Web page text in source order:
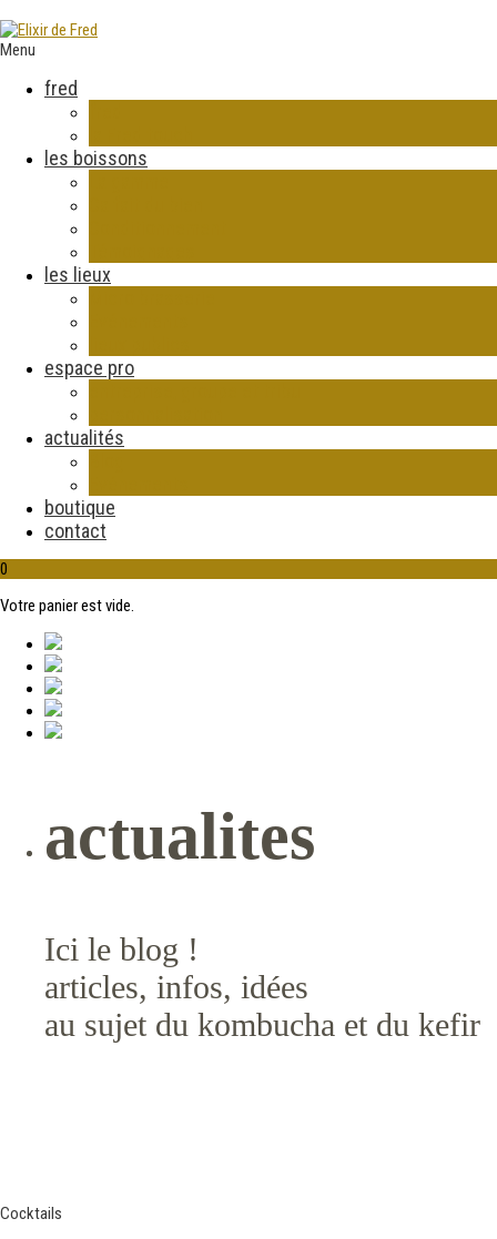
Menu
fred
les boissons
les lieux
espace pro
actualités
boutique
contact
0
Votre panier est vide.
actualites
Ici le blog !
articles, infos, idées
au sujet du kombucha et du kefir
Cocktails